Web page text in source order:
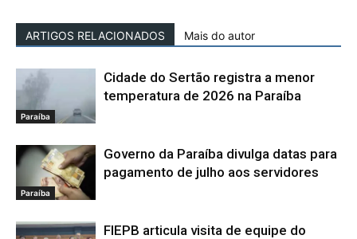
ARTIGOS RELACIONADOS Mais do autor
Paraíba
Cidade do Sertão registra a menor
temperatura de 2026 na Paraíba
Paraíba
Governo da Paraíba divulga datas para
pagamento de julho aos servidores
FIEPB articula visita de equipe do